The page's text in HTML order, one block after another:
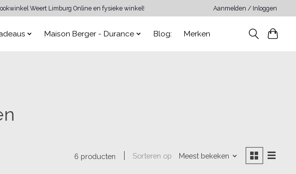
Weert Limburg Online en fysieke winkel! Aanmelden / Inloggen
Maison Berger - Durance Blog: Merken
6 producten Sorteren op Meest bekeken